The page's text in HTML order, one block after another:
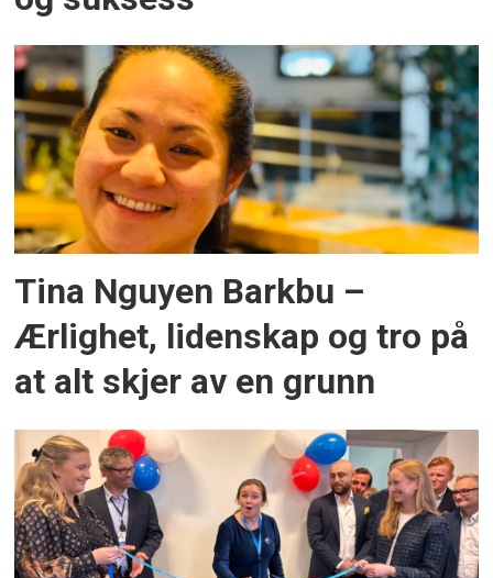
Tina Nguyen Barkbu –
Ærlighet, lidenskap og tro på
at alt skjer av en grunn